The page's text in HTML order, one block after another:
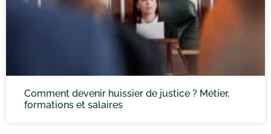
Comment devenir huissier de justice ? Métier,
formations et salaires